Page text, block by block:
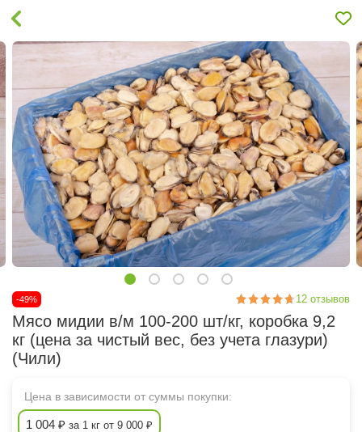
-49% 12 отзывов
Мясо мидии в/м 100-200 шт/кг, коробка 9,2
кг (цена за чистый вес, без учета глазури)
(Чили)
Цена в зависимости от суммы покупки:
1 004 ₽ за 1 кг от 9 000 ₽